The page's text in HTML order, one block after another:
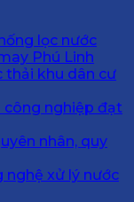
lọc nước
Phú Linh
thải khu dân cư
công nghiệp đạt
nhân, quy
nghệ xử lý nước